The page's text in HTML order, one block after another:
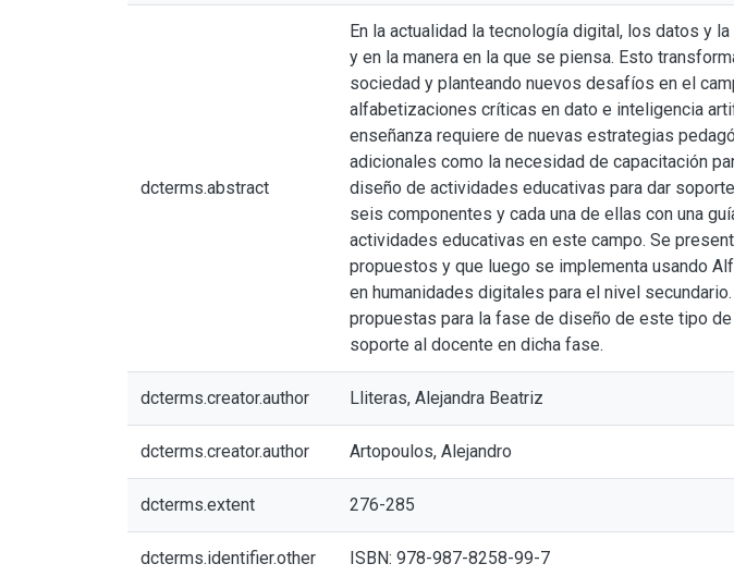
dcterms.abstract
En la actualidad la tecnología digital, los datos y
y en la manera en la que se piensa. Esto
sociedad y planteando nuevos desafíos en el
alfabetizaciones críticas en dato e inteligencia
enseñanza requiere de nuevas estrategias
adicionales como la necesidad de capacitación
diseño de actividades educativas para dar
seis componentes y cada una de ellas con una
actividades educativas en este campo. Se
propuestos y que luego se implementa usando
en humanidades digitales para el nivel
propuestas para la fase de diseño de este tipo
soporte al docente en dicha fase.
dcterms.creator.author Lliteras, Alejandra Beatriz
dcterms.creator.author Artopoulos, Alejandro
dcterms.extent 276-285
dcterms.identifier.other ISBN: 978-987-8258-99-7